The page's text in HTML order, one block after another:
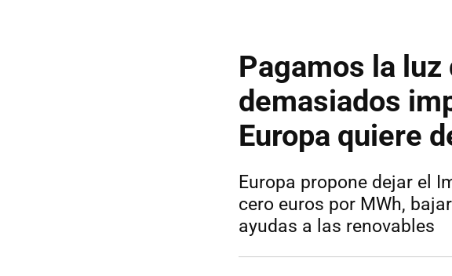
Pagamos la
demasiados
Europa quiere
Europa propone dejar el
cero euros por MWh,
ayudas a las renovables